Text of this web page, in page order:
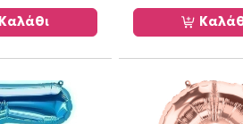
Καλάθι